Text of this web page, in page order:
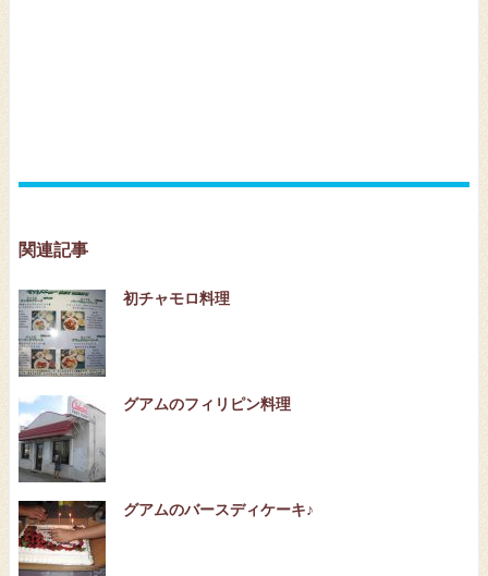
関連記事
初チャモロ料理
グアムのフィリピン料理
グアムのバースディケーキ♪